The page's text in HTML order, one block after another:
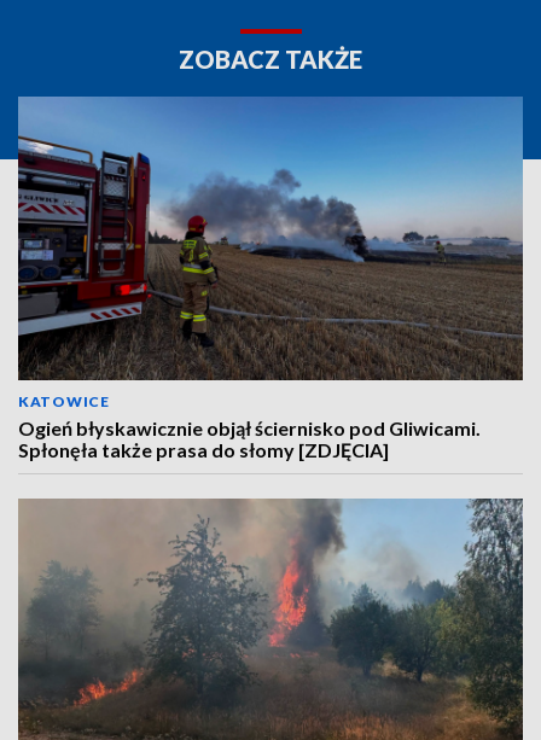
ZOBACZ TAKŻE
KATOWICE
Ogień błyskawicznie objął ściernisko pod Gliwicami.
Spłonęła także prasa do słomy [ZDJĘCIA]